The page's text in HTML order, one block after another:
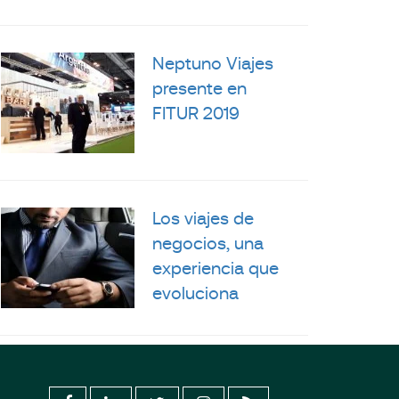
Neptuno Viajes
presente en
FITUR 2019
Los viajes de
negocios, una
experiencia que
evoluciona